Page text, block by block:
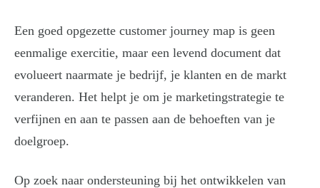
Een goed opgezette customer journey map is geen
eenmalige exercitie, maar een levend document dat
evolueert naarmate je bedrijf, je klanten en de markt
veranderen. Het helpt je om je marketingstrategie te
verfijnen en aan te passen aan de behoeften van je
doelgroep.
Op zoek naar ondersteuning bij het ontwikkelen van